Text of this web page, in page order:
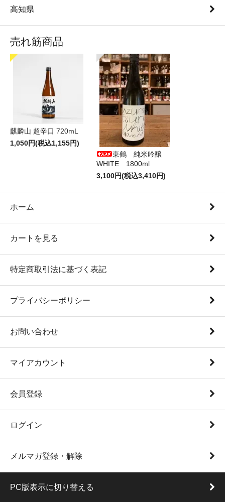
高知県
売れ筋商品
麒麟山 超辛口 720mL
1,050円(税込1,155円)
東鶴 純米吟醸
WHITE 1800ml
3,100円(税込3,410円)
ホーム
カートを見る
特定商取引法に基づく表記
プライバシーポリシー
お問い合わせ
マイアカウント
会員登録
ログイン
メルマガ登録・解除
PC版表示に切り替える